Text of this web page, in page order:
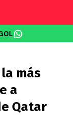
más
a
Qatar